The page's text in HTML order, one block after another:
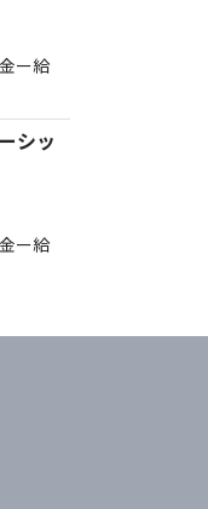
ー給
シッ
ー給